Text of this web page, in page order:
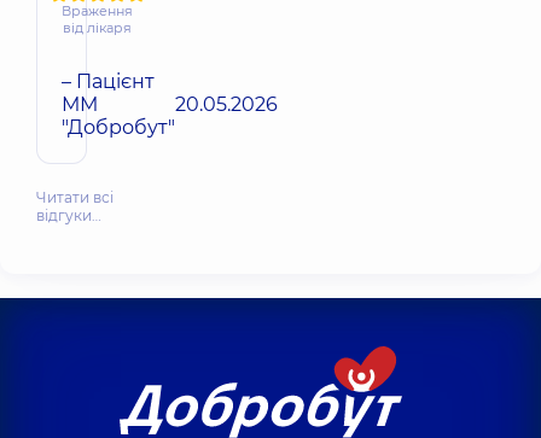
Враження
від лікаря
– Пацієнт
ММ
"Добробут"
20.05.2026
Читати всі
відгуки…